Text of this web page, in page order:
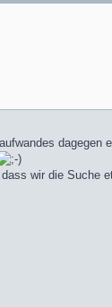
dagegen
wir die Suche